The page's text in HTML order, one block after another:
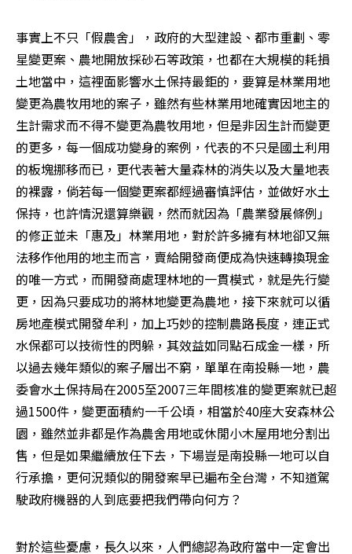
事實上不只「假農舍」，政府的大型建設、都市重劃、零
星變更案、農地開放採砂石等政策，也都在大規模的耗損
土地當中，這裡面影響水土保持最鉅的，要算是林業用地
變更為農牧用地的案子，雖然有些林業用地確實因地主的
生計需求而不得不變更為農牧用地，但是非因生計而變更
的更多，每一個成功變身的案例，代表的不只是國土利用
的板塊挪移而已，更代表著大量森林的消失以及大量地表
的裸露，倘若每一個變更案都經過審慎評估，並做好水土
保持，也許情況還算樂觀，然而就因為「農業發展條例」
的修正並未「惠及」林業用地，對於許多擁有林地卻又無
法移作他用的地主而言，賣給開發商便成為快速轉換現金
的唯一方式，而開發商處理林地的一貫模式，就是先行變
更，因為只要成功的將林地變更為農地，接下來就可以循
房地產模式開發牟利，加上巧妙的控制農路長度，連正式
水保都可以技術性的閃躲，其效益如同點石成金一樣，所
以過去幾年類似的案子層出不窮，單單在南投縣一地，農
委會水土保持局在2005至2007三年間核准的變更案就已超
過1500件，變更面積約一千公頃，相當於40座大安森林公
園，雖然並非都是作為農舍用地或休閒小木屋用地分割出
售，但是如果繼續放任下去，下場豈是南投縣一地可以自
行承擔，更何況類似的開發案早已遍布全台灣，不知道駕
駛政府機器的人到底要把我們帶向何方？
對於這些憂慮，長久以來，人們總認為政府當中一定會出